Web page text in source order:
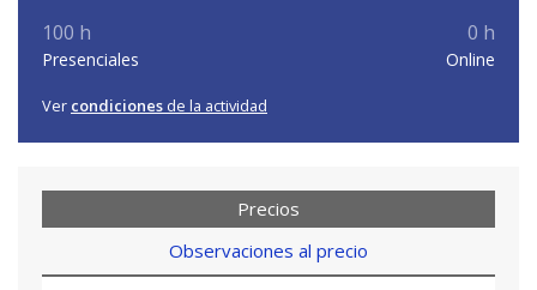
100 h
Presenciales
0 h
Online
Ver condiciones de la actividad
Precios
Observaciones al precio